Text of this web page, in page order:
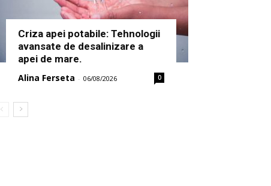
Criza apei potabile: Tehnologii
avansate de desalinizare a
apei de mare.
Alina Ferseta - 06/08/2026 0